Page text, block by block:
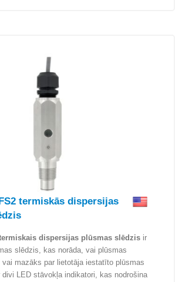
termiskās dispersijas
dispersijas plūsmas slēdzis ir
slēdzis, kas norāda, vai plūsmas
mazāks par lietotāja iestatīto plūsmas
LED stāvokļa indikatori, kas nodrošina